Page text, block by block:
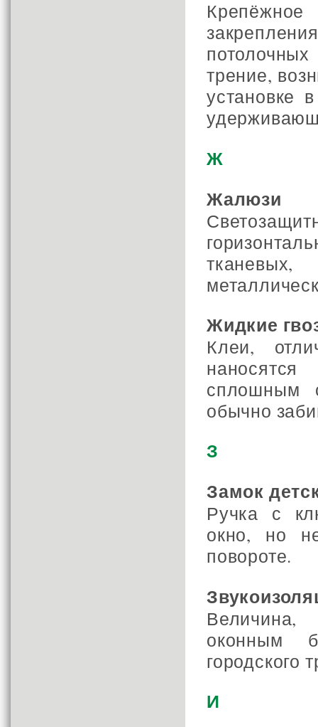
трение,
установке
Ж
Жалюзи
Жидкие
Клеи,
сплошным
обычно
З
Замок
Ручка с
окно, но
повороте.
оконным
городского
И